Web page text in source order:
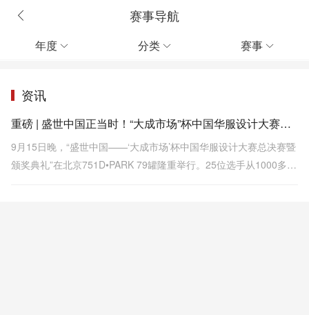
赛事导航
年度  分类  赛事 
资讯
重磅 | 盛世中国正当时！“大成市场”杯中国华服设计大赛圆满落幕
9月15日晚，“盛世中国——‘大成市场’杯中国华服设计大赛总决赛暨
颁奖典礼”在北京751D•PARK 79罐隆重举行。25位选手从1000多名